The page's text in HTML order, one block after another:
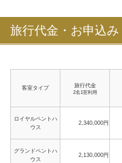
旅行代金・お申込み
客室タイプ 旅行代金
2名1室利用
ロイヤルペントハ
ウス
2,340,000円
グランドペントハ
ウス
2,130,000円